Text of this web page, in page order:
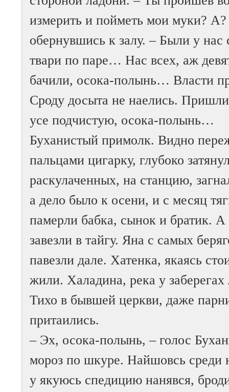
измерить и пойметь мои муки?
обернувшись к залу. – Были у нас
твари по паре… Нас всех, аж
бачили, осока-полынь… Власти
Сроду досыта не наелись.
усе подчистую, осока-полынь…
Буханистый примолк. Видно
пальцами цигарку, глубоко
раскулаченных, на станцию,
а дело было к осени, и с месяц
памерли бабка, сынок и братик.
завезли в тайгу. Яна с самых
павезли дале. Хатенка, якаясь
жили. Халадина, река у
Тихо в бывшей церкви, даже
притаились.
– Эх, осока-полынь, – голос
мороз по шкуре. Найшовсь
у якуюсь спедицию нанявся,